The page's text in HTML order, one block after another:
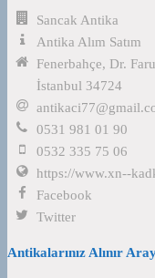
Sancak Antika
Antika Alım Satım
Fenerbahçe, Dr.
İstanbul 34724
0531 981 01 90
0532 335 75 06
https://www.xn--
Facebook
Twitter
Antikalarınız Alınır